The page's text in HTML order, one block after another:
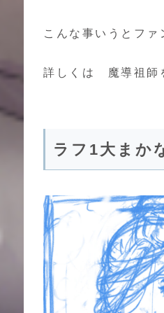
こんな事いうとファ
詳しくは 魔導祖師
ラフ1大まか